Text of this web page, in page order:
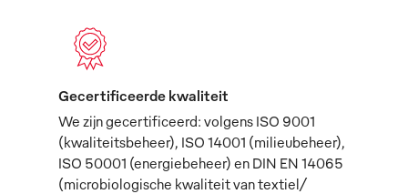
Gecertificeerde kwaliteit
We zijn gecertificeerd: volgens ISO 9001
(kwaliteitsbeheer), ISO 14001 (milieubeheer),
ISO 50001 (energiebeheer) en DIN EN 14065
(microbiologische kwaliteit van textiel/